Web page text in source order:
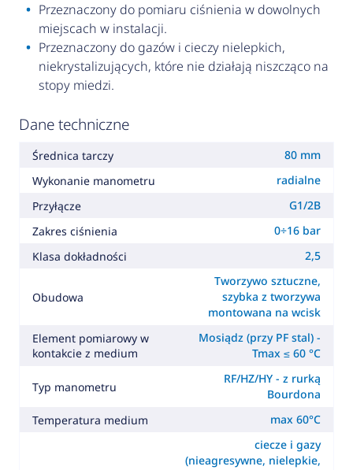
Przeznaczony do pomiaru ciśnienia w dowolnych
miejscach w instalacji.
Przeznaczony do gazów i cieczy nielepkich,
niekrystalizujących, które nie działają niszcząco na
stopy miedzi.
Dane techniczne
Średnica tarczy
80 mm
Wykonanie manometru
radialne
Przyłącze
G1/2B
Zakres ciśnienia
0÷16 bar
Klasa dokładności
2,5
Obudowa
Tworzywo sztuczne,
szybka z tworzywa
montowana na wcisk
Element pomiarowy w
kontakcie z medium
Mosiądz (przy PF stal) -
Tmax ≤ 60 °C
Typ manometru
RF/HZ/HY - z rurką
Bourdona
Temperatura medium
max 60°C
ciecze i gazy
(nieagresywne, nielepkie,